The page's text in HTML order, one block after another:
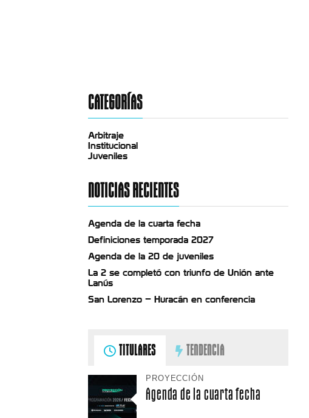
CATEGORÍAS
Arbitraje
Institucional
Juveniles
NOTICIAS RECIENTES
Agenda de la cuarta fecha
Definiciones temporada 2027
Agenda de la 20 de juveniles
La 2 se completó con triunfo de Unión ante
Lanús
San Lorenzo – Huracán en conferencia
TITULARES TENDENCIA
PROYECCIÓN
Agenda de la cuarta fecha